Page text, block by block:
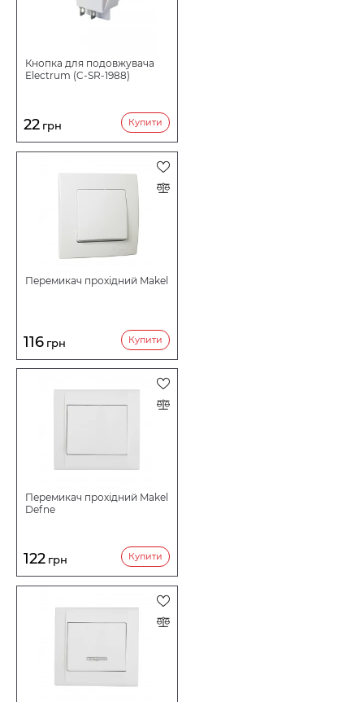
Кнопка для подовжувача
Electrum (C-SR-1988)
22 грн Купити
Перемикач прохідний Makel
116 грн Купити
Перемикач прохідний Makel
Defne
122 грн Купити